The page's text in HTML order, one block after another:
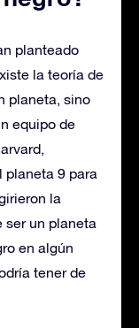
planteado
la teoría de
planeta, sino
equipo de
planeta 9 para
la
ser un planeta
en algún
tener de